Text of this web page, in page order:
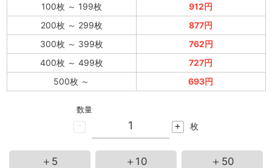
100枚 ～ 199枚
912円
200枚 ～ 299枚
877円
300枚 ～ 399枚
762円
400枚 ～ 499枚
727円
500枚 ～ 693円
-
数量
+ 枚
＋5 ＋10 ＋50